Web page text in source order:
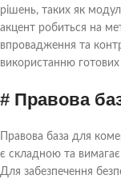
рішень, таких як
акцент робиться на
впровадження та
використанню готових
# Правова
Правова база для
є складною та вимагає
Для забезпечення